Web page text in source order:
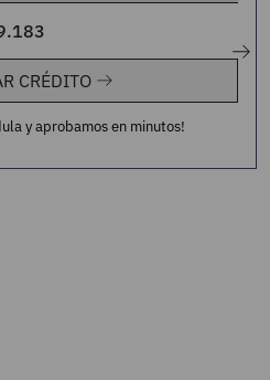
.183
CRÉDITO
y aprobamos en minutos!